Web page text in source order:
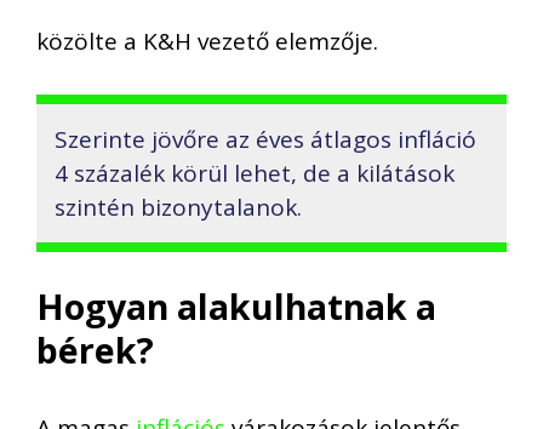
közölte a K&H vezető elemzője.
Szerinte jövőre az éves átlagos infláció
4 százalék körül lehet, de a kilátások
szintén bizonytalanok.
Hogyan alakulhatnak a
bérek?